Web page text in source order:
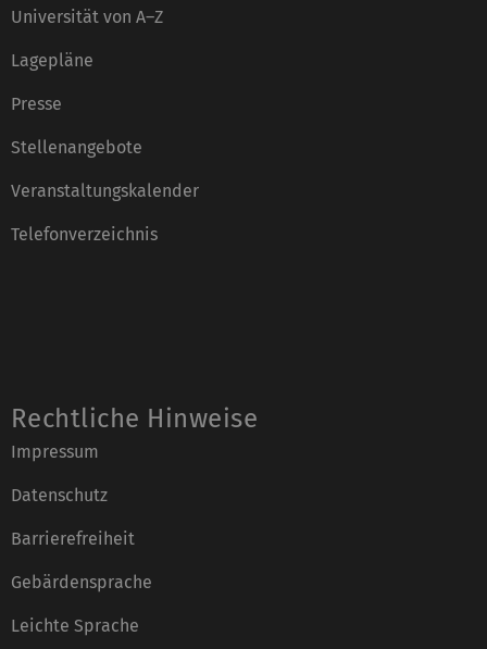
Universität von A–Z
Lagepläne
Presse
Stellenangebote
Veranstaltungskalender
Telefonverzeichnis
Rechtliche Hinweise
Impressum
Datenschutz
Barrierefreiheit
Gebärdensprache
Leichte Sprache